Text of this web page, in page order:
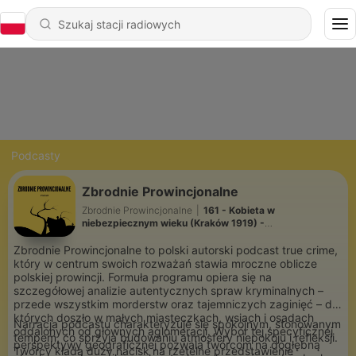
Podcasty
Zbrodnie Prowincjonalne
Zbrodnie Prowincjonalne
161 - Kobieta w
niebezpiecznym wieku (Kraków 1919) -
Zbrodnie Prowincjonalne to polski autorski podcast true crime,
który w centrum swoich rozważań stawia mroczne oblicze
polskiej prowincji. Formuła programu opiera się na
szczegółowej analizie autentycznych spraw kryminalnych –
przede wszystkim morderstw oraz tajemniczych zaginięć – do
których doszło w małych miasteczkach, wsiach i osadach
oddalonych od głównych aglomeracji. Wybór tej specyficznej
perspektywy geograficznej pozwala twórcom na dogłębną
Narracja podcastu charakteryzuje się spokojnym, stonowanym
tempem, co sprzyja budowaniu atmosfery niepokoju i refleksji.
Twórcy kładą duży nacisk na rzetelne przedstawienie